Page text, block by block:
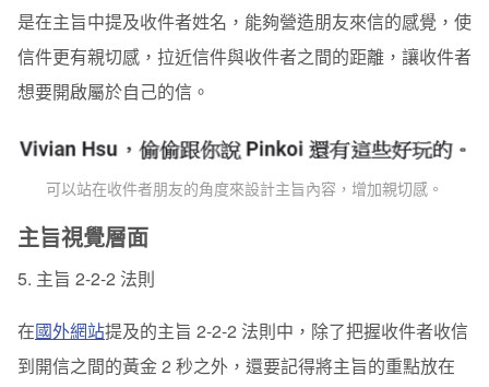
是在主旨中提及收件者姓名，能夠營造朋友來信的感覺，使
信件更有親切感，拉近信件與收件者之間的距離，讓收件者
想要開啟屬於自己的信。
可以站在收件者朋友的角度來設計主旨內容，增加親切感。
主旨視覺層面
5. 主旨 2-2-2 法則
在國外網站提及的主旨 2-2-2 法則中，除了把握收件者收信
到開信之間的黃金 2 秒之外，還要記得將主旨的重點放在